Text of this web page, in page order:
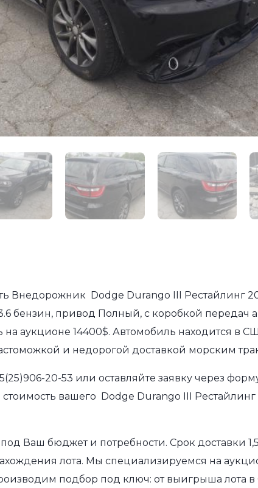
Внедорожник Dodge Durango III Рестайлинг
бензин, привод Полный, с коробкой передач
на аукционе 14400$. Автомобиль находится в
и недорогой доставкой морским
20-53 или оставляйте заявку через
вашего Dodge Durango III Рестайлинг
Ваш бюджет и потребности. Срок доставки
лота. Мы специализируемся на
подбор под ключ: от выигрыша лота